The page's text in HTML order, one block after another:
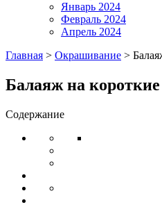
Январь 2024
Февраль 2024
Апрель 2024
Главная > Окрашивание >
Балаяж на
Содержание